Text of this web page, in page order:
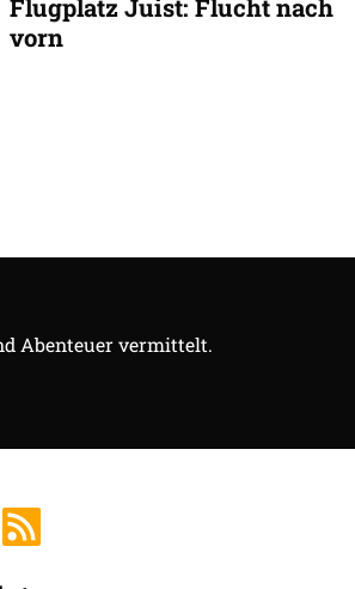
Flugplatz Juist: Flucht nach
vorn
Abenteuer vermittelt.